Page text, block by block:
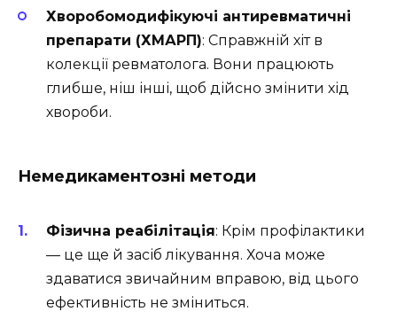
Хворобомодифікуючі антиревматичні
препарати (ХМАРП): Справжній хіт в
колекції ревматолога. Вони працюють
глибше, ніш інші, щоб дійсно змінити хід
хвороби.
Немедикаментозні методи
Фізична реабілітація: Крім профілактики
— це ще й засіб лікування. Хоча може
здаватися звичайним вправою, від цього
ефективність не зміниться.